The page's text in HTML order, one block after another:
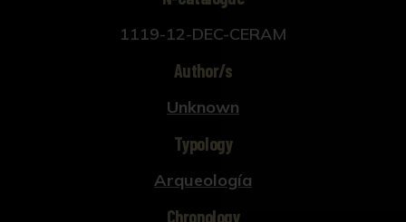
1119-12-DEC-CERAM
Author/s
Unknown
Typology
Arqueología
Chronology